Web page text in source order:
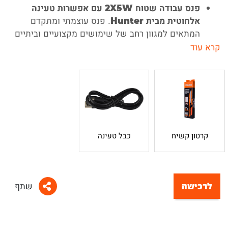
פנס עבודה שטוח 2X5W עם אפשרות טעינה
אלחוטית מבית Hunter
. פנס עוצמתי ומתקדם
המתאים למגוון רחב של שימושים מקצועיים וביתיים
ומיועד לשימוש של טכנאים, מתקינים, מכונאים וכן
תאורה עוצמתית- לפנס זוג גופי תאורה בעוצמה
כוללת של 10W המייצרים עוצמת הארה אדירה
המגיעה עד 1000 לומנס.
עוצמות הארה לבחירה
המאפשרים התאמה מלאה לסיטואציה ולחסכון
בסוללה: מצב פנס, תאורה רשאשית נמוכה, תאורה
ראשית גבוהה, תאורה דו צדדית.
בנפח 4.5Ah המאפשרת שימוש של עד 22 שעות
(תלוי בעוצמת ההארה שנבחרה).
עבודה נוחה
- לפנס בסיס מגנטי המאפשר התקנה
קרטון קשיח כבל טעינה
לרכישה שתף